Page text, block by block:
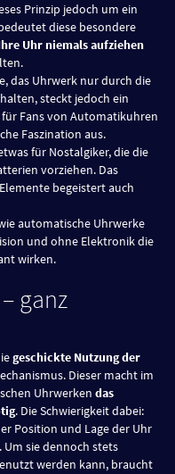
Prinzip jedoch um ein
diese besondere
Uhr niemals aufziehen
das Uhrwerk nur durch die
steckt jedoch ein
Fans von Automatikuhren
Faszination aus.
für Nostalgiker, die die
vorziehen. Das
begeistert auch
automatische Uhrwerke
und ohne Elektronik die
wirken.
ganz
geschickte Nutzung der
Dieser macht im
Uhrwerken das
. Die Schwierigkeit dabei:
Position und Lage der Uhr
sie dennoch stets
werden kann, braucht